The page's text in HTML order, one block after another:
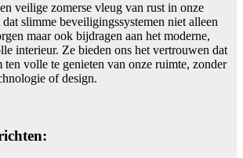
veilige zomerse vleug van rust in onze
slimme beveiligingssystemen niet alleen
maar ook bijdragen aan het moderne,
interieur. Ze bieden ons het vertrouwen dat
volle te genieten van onze ruimte, zonder
of design.